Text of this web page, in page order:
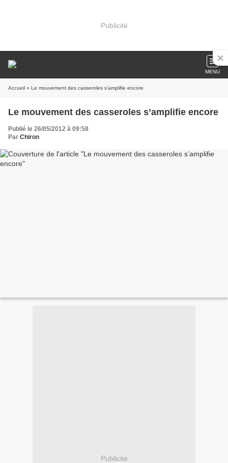
Publicité
MENU
Accueil » Le mouvement des casseroles s’amplifie encore
Le mouvement des casseroles s’amplifie encore
Publié le 26/05/2012 à 09:58
Par Chiron
Publicité